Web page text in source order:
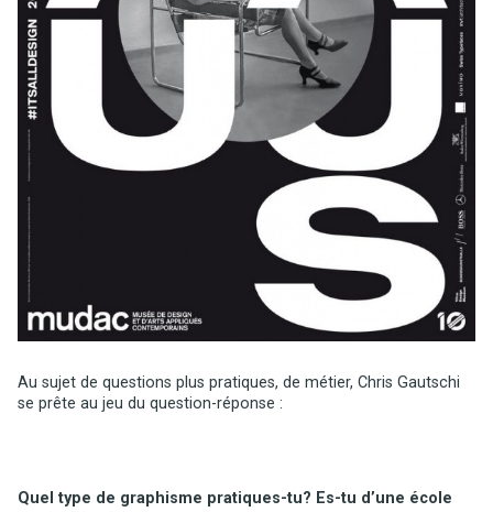
Au sujet de questions plus pratiques, de métier, Chris Gautschi
se prête au jeu du question-réponse :
Quel type de graphisme pratiques-tu? Es-tu d’une école